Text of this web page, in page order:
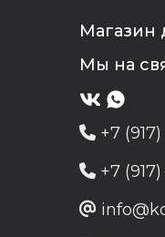
Магазин
Мы на
+7
+7